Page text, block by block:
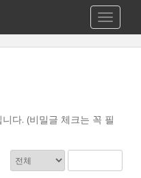
다. (비밀글 체크는 꼭 필